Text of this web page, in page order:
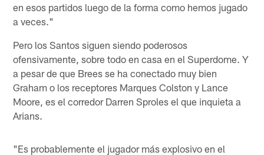
en esos partidos luego de la forma como hemos jugado
a veces."
Pero los Santos siguen siendo poderosos
ofensivamente, sobre todo en casa en el Superdome. Y
a pesar de que Brees se ha conectado muy bien
Graham o los receptores Marques Colston y Lance
Moore, es el corredor Darren Sproles el que inquieta a
Arians.
"Es probablemente el jugador más explosivo en el